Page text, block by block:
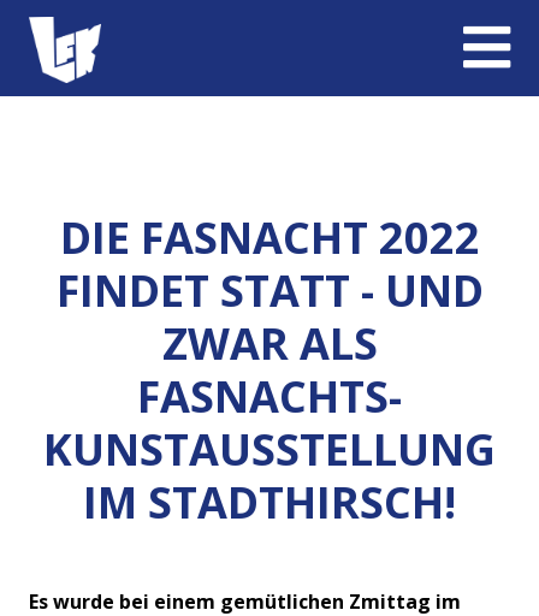
DIE FASNACHT 2022
FINDET STATT - UND
ZWAR ALS
FASNACHTS-
KUNSTAUSSTELLUNG
IM STADTHIRSCH!
Es wurde bei einem gemütlichen Zmittag im